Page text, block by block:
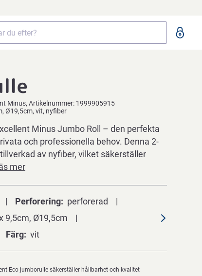
Minus Artikelnummer: 1999905915
Ø19,5cm, vit, nyfiber
Minus Jumbo Roll – den perfekta
och professionella behov. Denna 2-
av nyfiber, vilket säkerställer
mer
Perforering
perforerad
9,5cm, Ø19,5cm
Färg vit
Eco jumborulle säkerställer hållbarhet och kvalitet